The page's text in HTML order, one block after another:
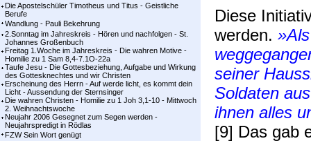
Die Apostelschüler Timotheus und Titus - Geistliche
Berufe
Wandlung - Pauli Bekehrung
2.Sonntag im Jahreskreis - Hören und nachfolgen - St.
Johannes Großenbuch
Freitag 1.Woche im Jahreskreis - Die wahren Motive -
Homilie zu 1 Sam 8,4-7.1O-22a
Taufe Jesu - Die Gottesbeziehung, Aufgabe und Wirkung
des Gottesknechtes und wir Christen
Erscheinung des Herrn - Auf werde licht, es kommt dein
Licht - Aussendung der Sternsinger
Die wahren Christen - Homilie zu 1 Joh 3,1-10 - Mittwoch
2. Weihnachtswoche
Neujahr 2006 Gesegnet zum Segen werden -
Neujahrspredigt in Rödlas
FZW Sein Wort genügt
Diese
werden.
seiner
Soldaten
ihnen alles
[9] Das gab